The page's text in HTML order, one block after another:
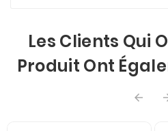
Les Clients Qui
Produit Ont
